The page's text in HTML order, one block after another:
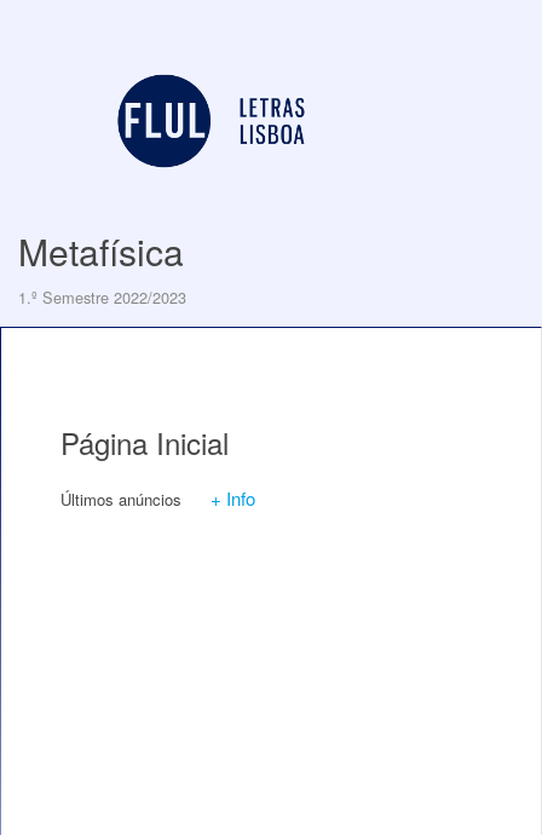
Metafísica
1.º Semestre 2022/2023
Página Inicial
Últimos anúncios + Info